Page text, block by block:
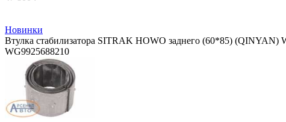
Новинки
Втулка стабилизатора SITRAK HOWO заднего (60*85) (QINYAN)
WG9925688210